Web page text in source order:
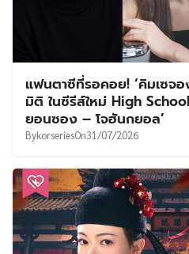
แฟนตาซีที่รอคอย! ‘คิมเซจ
มิติ ในซีรีส์ใหม่ High
ยอนซอง – โจฮันกยอล’
BykorseriesOn31/07/2026